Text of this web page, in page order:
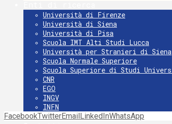
Università di Firenze
Università di Siena
Università di Pisa
Scuola IMT Alti Studi Lucca
Università per Stranieri di Siena
Scuola Normale Superiore
Scuola Superiore di Studi
CNR
EGO
INGV
INFN
INAF Osservatorio Astrofisico di
FacebookTwitterEmailLinkedInWhatsApp